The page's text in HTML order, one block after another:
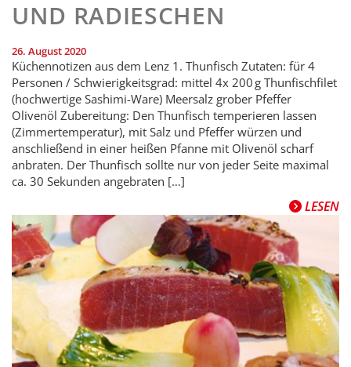
UND RADIESCHEN
26. August 2020
Küchennotizen aus dem Lenz 1. Thunfisch Zutaten: für 4
Personen / Schwierigkeitsgrad: mittel 4x 200 g Thunfischfilet
(hochwertige Sashimi-Ware) Meersalz grober Pfeffer
Olivenöl Zubereitung: Den Thunfisch temperieren lassen
(Zimmertemperatur), mit Salz und Pfeffer würzen und
anschließend in einer heißen Pfanne mit Olivenöl scharf
anbraten. Der Thunfisch sollte nur von jeder Seite maximal
ca. 30 Sekunden angebraten […]
LESEN